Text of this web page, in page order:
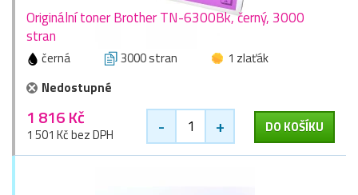
Originální toner Brother TN-6300Bk, černý, 3000
stran
černá 3000 stran
1 zlaťák
Nedostupné
1 816 Kč
1 501 Kč bez DPH - + DO KOŠÍKU